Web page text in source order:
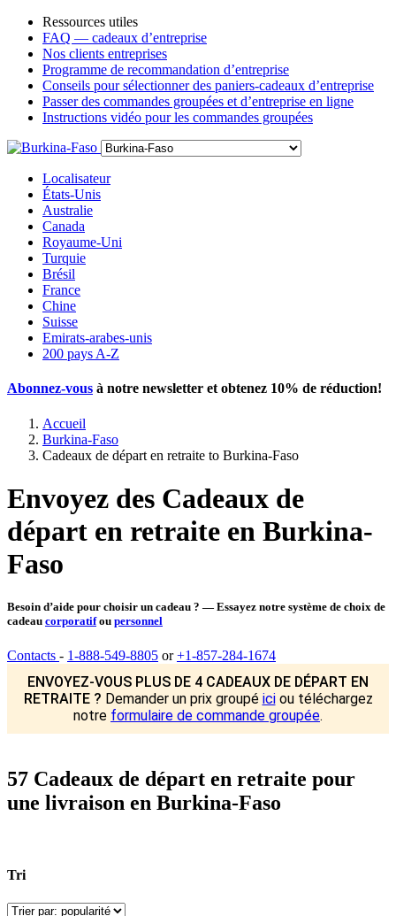
Ressources utiles
FAQ — cadeaux d’entreprise
Nos clients entreprises
Programme de recommandation d’entreprise
Conseils pour sélectionner des paniers-cadeaux d’entreprise
Passer des commandes groupées et d’entreprise en ligne
Instructions vidéo pour les commandes groupées
Localisateur
États-Unis
Australie
Canada
Royaume-Uni
Turquie
Brésil
France
Chine
Suisse
Emirats-arabes-unis
200 pays A-Z
Abonnez-vous à notre newsletter et obtenez 10% de réduction!
Accueil
Burkina-Faso
Cadeaux de départ en retraite to Burkina-Faso
Envoyez des Cadeaux de
départ en retraite en Burkina-
Faso
Besoin d’aide pour choisir un cadeau ? — Essayez notre système de choix de
cadeau corporatifou personnel
Contacts - 1-888-549-8805 or+1-857-284-1674
ENVOYEZ-VOUS PLUS DE 4 CADEAUX DE DÉPART EN
RETRAITE ? Demander un prix groupé iciou téléchargez
notre formulaire de commande groupée.
57 Cadeaux de départ en retraite pour
une livraison en Burkina-Faso
Tri